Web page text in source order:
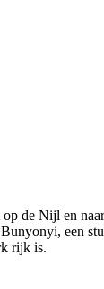
de Nijl en
een
rijk is.